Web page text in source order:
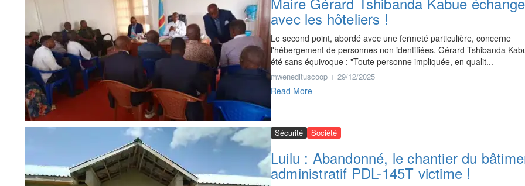
avec les hôteliers !
Le second point, abordé avec une fermeté particulière, concerne
l'hébergement de personnes non identifiées. Gérard Tshibanda
été sans équivoque : "Toute personne impliquée, en qualit...
mwenedituscoop 29/12/2025
Read More
Sécurité Société
Luilu : Abandonné, le chantier du
administratif PDL-145T victime !